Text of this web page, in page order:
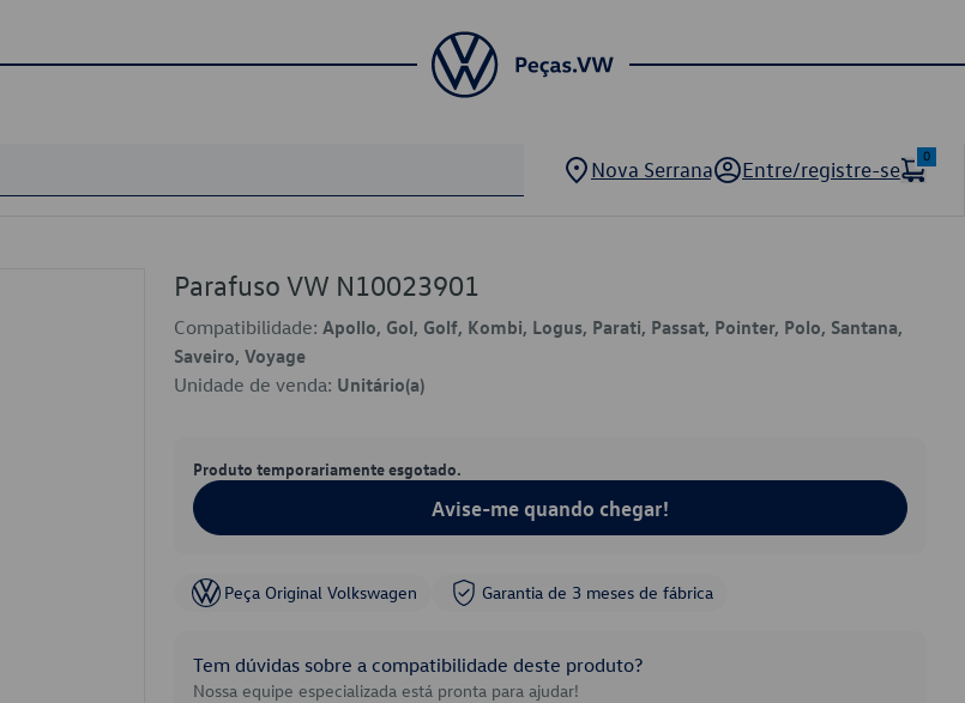
Nova Serrana Entre/registre-se
0
Parafuso VW N10023901
Compatibilidade: Apollo, Gol, Golf, Kombi, Logus, Parati, Passat, Pointer, Polo, Santana,
Saveiro, Voyage
Unidade de venda: Unitário(a)
Produto temporariamente esgotado.
Avise-me quando chegar!
Peça Original Volkswagen Garantia de 3 meses de fábrica
Tem dúvidas sobre a compatibilidade deste produto?
Nossa equipe especializada está pronta para ajudar!